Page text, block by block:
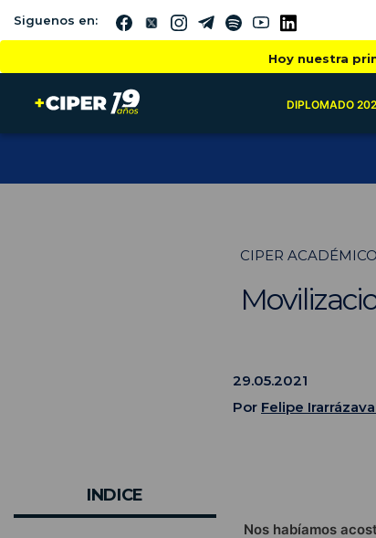
Siguenos en:
Hoy nuestra
DIPLOMADO
CIPER
29.05.2021
Por Felipe
INDICE
Nos habíamos